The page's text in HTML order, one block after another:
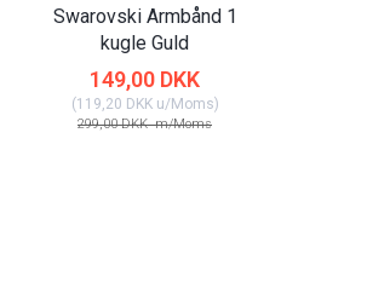
Swarovski Armbånd 1
kugle Guld
149,00 DKK
(119,20 DKKu/Moms)
299,00 DKKm/Moms